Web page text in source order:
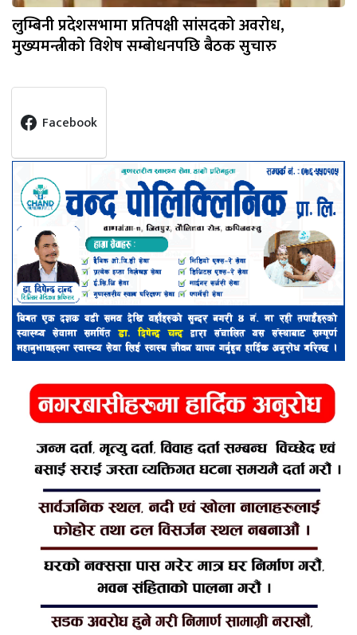
लुम्बिनी प्रदेशसभामा प्रतिपक्षी सांसदको अवरोध,
मुख्यमन्त्रीको विशेष सम्बोधनपछि बैठक सुचारु
Facebook